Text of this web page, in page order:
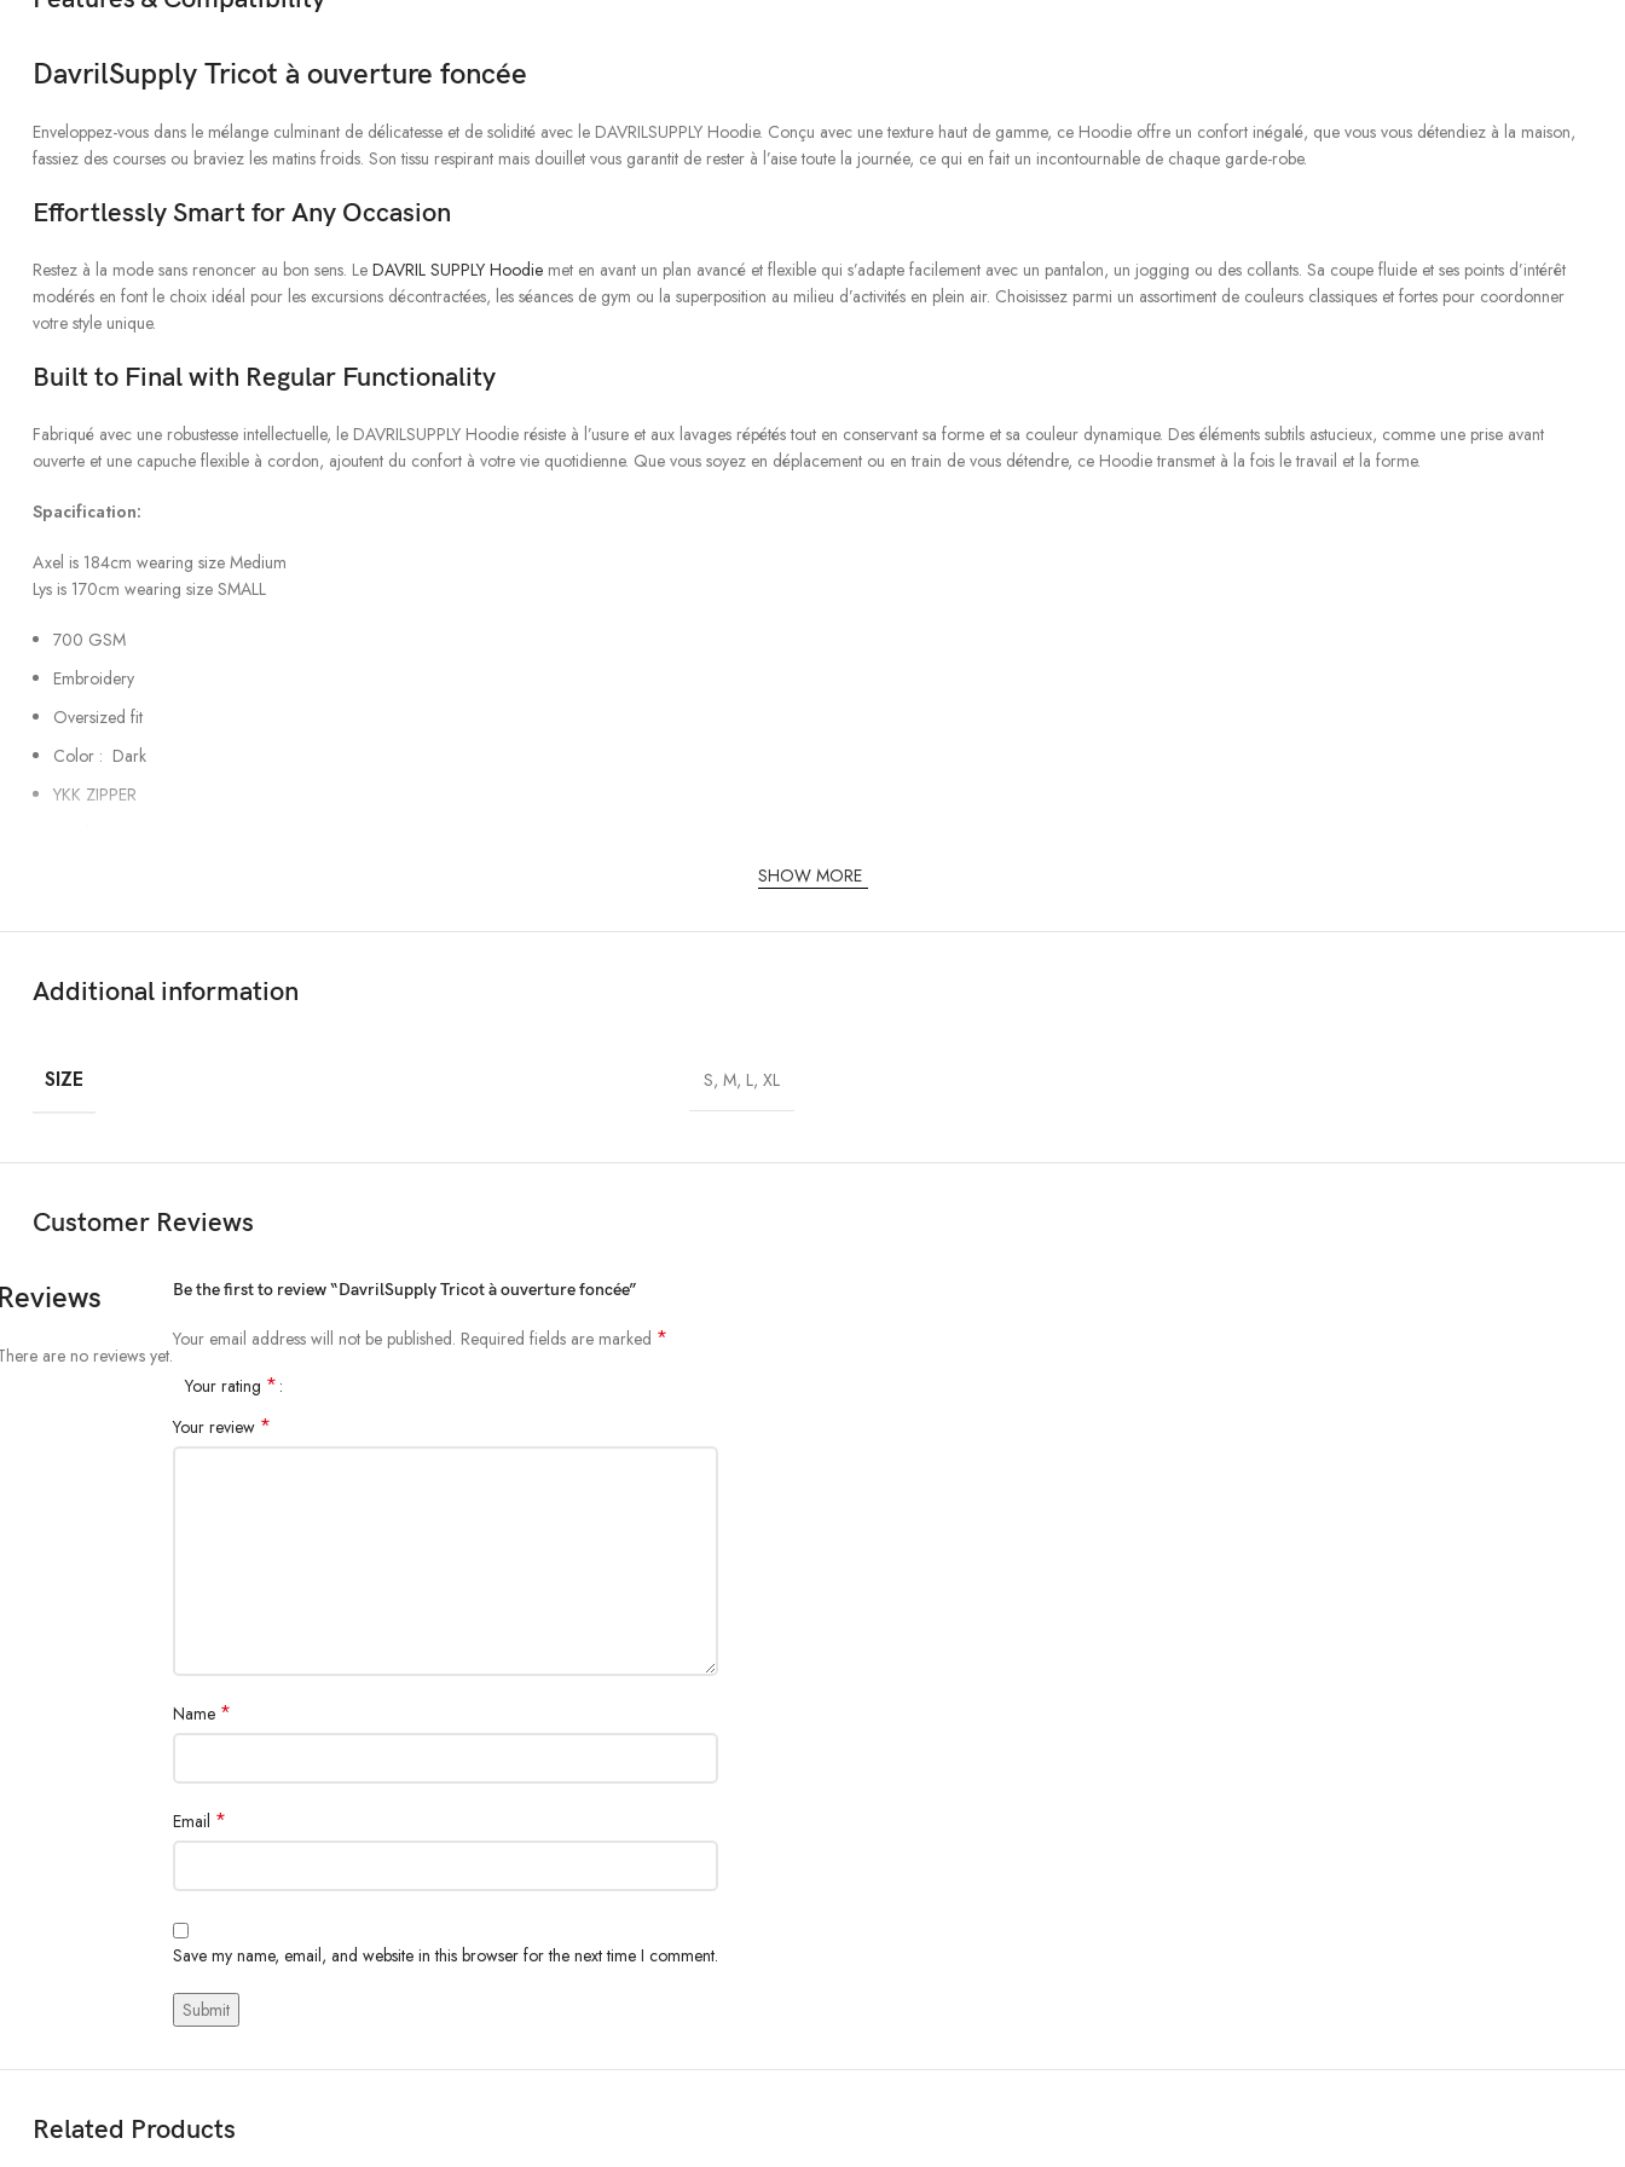
DavrilSupply Tricot à ouverture foncée
Enveloppez-vous dans le mélange culminant de délicatesse et de solidité avec le DAVRILSUPPLY Hoodie. Conçu avec une texture haut de gamme, ce Hoodie offre un confort inégalé, que vous vous détendiez à la maison,
fassiez des courses ou braviez les matins froids. Son tissu respirant mais douillet vous garantit de rester à l’aise toute la journée, ce qui en fait un incontournable de chaque garde-robe.
Effortlessly Smart for Any Occasion
Restez à la mode sans renoncer au bon sens. Le DAVRIL SUPPLY Hoodie met en avant un plan avancé et flexible qui s’adapte facilement avec un pantalon, un jogging ou des collants. Sa coupe fluide et ses points d’intérêt
modérés en font le choix idéal pour les excursions décontractées, les séances de gym ou la superposition au milieu d’activités en plein air. Choisissez parmi un assortiment de couleurs classiques et fortes pour coordonner
votre style unique.
Built to Final with Regular Functionality
Fabriqué avec une robustesse intellectuelle, le DAVRILSUPPLY Hoodie résiste à l’usure et aux lavages répétés tout en conservant sa forme et sa couleur dynamique. Des éléments subtils astucieux, comme une prise avant
ouverte et une capuche flexible à cordon, ajoutent du confort à votre vie quotidienne. Que vous soyez en déplacement ou en train de vous détendre, ce Hoodie transmet à la fois le travail et la forme.
Spacification:
Axel is 184cm wearing size Medium
Lys is 170cm wearing size SMALL
700 GSM
Embroidery
Oversized fit
Color : Dark
YKK ZIPPER
SHOW MORE
Additional information
SIZE S, M, L, XL
Customer Reviews
are no reviews yet.
Be the first to review “DavrilSupply Tricot à ouverture foncée”
Your email address will not be published. Required fields are marked *
Your rating *
Your review *
Name *
Email *
Save my name, email, and website in this browser for the next time I comment.
Related Products